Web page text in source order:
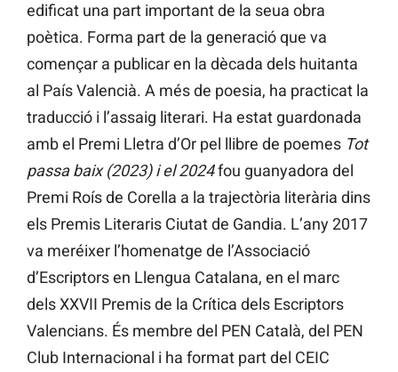
edificat una part important de la seua obra
poètica. Forma part de la generació que va
començar a publicar en la dècada dels huitanta
al País Valencià. A més de poesia, ha practicat la
traducció i l’assaig literari. Ha estat guardonada
amb el Premi Lletra d’Or pel llibre de poemes Tot
passa baix (2023) i el 2024fou guanyadora del
Premi Roís de Corella a la trajectòria literària dins
els Premis Literaris Ciutat de Gandia. L’any 2017
va meréixer l’homenatge de l’Associació
d’Escriptors en Llengua Catalana, en el marc
dels XXVII Premis de la Crítica dels Escriptors
Valencians. És membre del PEN Català, del PEN
Club Internacional i ha format part del CEIC